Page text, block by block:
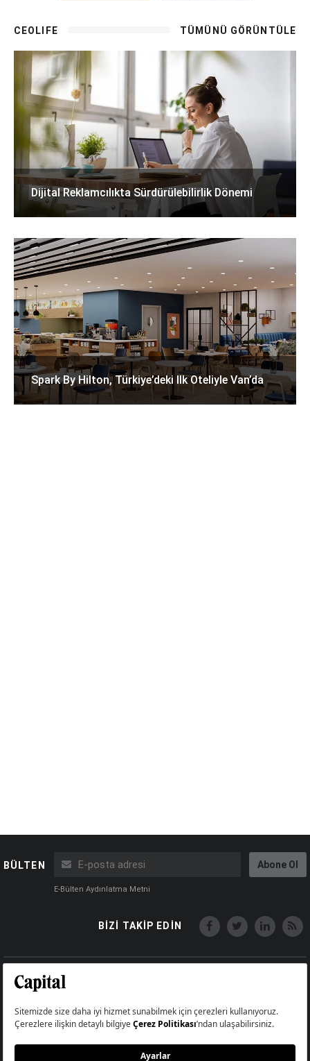
CEOLIFE TÜMÜNÜ GÖRÜNTÜLE
Dijital Reklamcılıkta Sürdürülebilirlik Dönemi
Spark By Hilton, Türkiye’deki Ilk Oteliyle Van’da
BÜLTEN Abone Ol
E-Bülten Aydınlatma Metni
BİZİ TAKİP EDİN
Big Medya Teknoloji A.Ş.
Üsküdar İstanbul Turkey